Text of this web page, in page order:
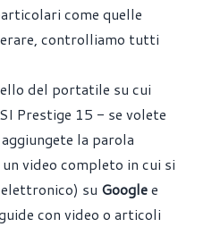
come quelle
controlliamo tutti
del portatile su cui
Prestige 15 - se volete
la parola
video completo in cui si
su Googlee
con video o articoli